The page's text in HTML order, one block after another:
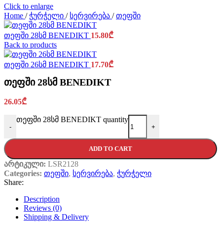
Click to enlarge
Home / ჭურჭელი / სერვირება / თეფში
თეფში 28სმ BENEDIKT 15.80₾
Back to products
თეფში 26სმ BENEDIKT 17.70₾
თეფში 28სმ BENEDIKT
26.05₾
-
თეფში 28სმ BENEDIKT quantity
+
ADD TO CART
არტიკული: LSR2128
Categories: თეფში, სერვირება, ჭურჭელი
Share:
Description
Reviews (0)
Shipping & Delivery